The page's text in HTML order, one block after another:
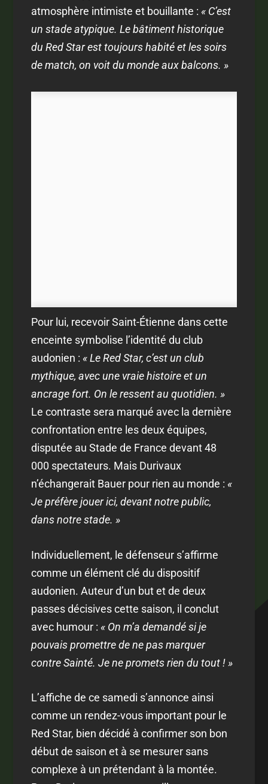
atmosphère intimiste et bouillante :« C’est
un stade atypique. Le bâtiment historique
du Red Star est toujours habité et les soirs
de match, on voit du monde aux balcons. »
Pour lui, recevoir Saint-Étienne dans cette
enceinte symbolise l’identité du club
audonien :« Le Red Star, c’est un club
mythique, avec une vraie histoire et un
ancrage fort. On le ressent au quotidien. »
Le contraste sera marqué avec la dernière
confrontation entre les deux équipes,
disputée au Stade de France devant 48
000 spectateurs. Mais Durivaux
n’échangerait Bauer pour rien au monde :«
Je préfère jouer ici, devant notre public,
dans notre stade. »
Individuellement, le défenseur s’affirme
comme un élément clé du dispositif
audonien. Auteur d’un but et de deux
passes décisives cette saison, il conclut
avec humour :« On m’a demandé si je
pouvais promettre de ne pas marquer
contre Sainté. Je ne promets rien du tout ! »
L’affiche de ce samedi s’annonce ainsi
comme un rendez-vous important pour le
Red Star, bien décidé à confirmer son bon
début de saison et à se mesurer sans
complexe à un prétendant à la montée.